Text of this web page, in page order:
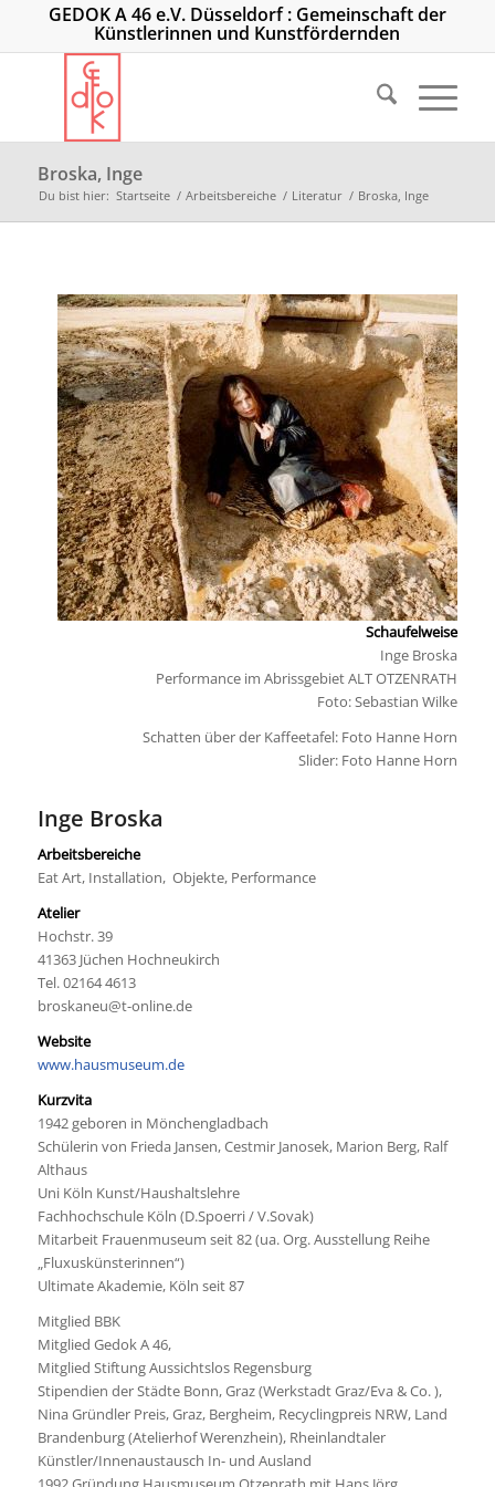
GEDOK A 46 e.V. Düsseldorf : Gemeinschaft der
Künstlerinnen und Kunstfördernden
Broska, Inge
Du bist hier: Startseite / Arbeitsbereiche / Literatur / Broska, Inge
Schaufelweise
Inge Broska
Performance im Abrissgebiet ALT OTZENRATH
Foto: Sebastian Wilke
Schatten über der Kaffeetafel: Foto Hanne Horn
Slider: Foto Hanne Horn
Inge Broska
Arbeitsbereiche
Eat Art, Installation, Objekte, Performance
Atelier
Hochstr. 39
41363 Jüchen Hochneukirch
Tel. 02164 4613
broskaneu@t-online.de
Website
www.hausmuseum.de
Kurzvita
1942 geboren in Mönchengladbach
Schülerin von Frieda Jansen, Cestmir Janosek, Marion Berg, Ralf
Althaus
Uni Köln Kunst/Haushaltslehre
Fachhochschule Köln (D.Spoerri / V.Sovak)
Mitarbeit Frauenmuseum seit 82 (ua. Org. Ausstellung Reihe
„Fluxuskünsterinnen“)
Ultimate Akademie, Köln seit 87
Mitglied BBK
Mitglied Gedok A 46,
Mitglied Stiftung Aussichtslos Regensburg
Stipendien der Städte Bonn, Graz (Werkstadt Graz/Eva & Co. ),
Nina Gründler Preis, Graz, Bergheim, Recyclingpreis NRW, Land
Brandenburg (Atelierhof Werenzhein), Rheinlandtaler
Künstler/Innenaustausch In- und Ausland